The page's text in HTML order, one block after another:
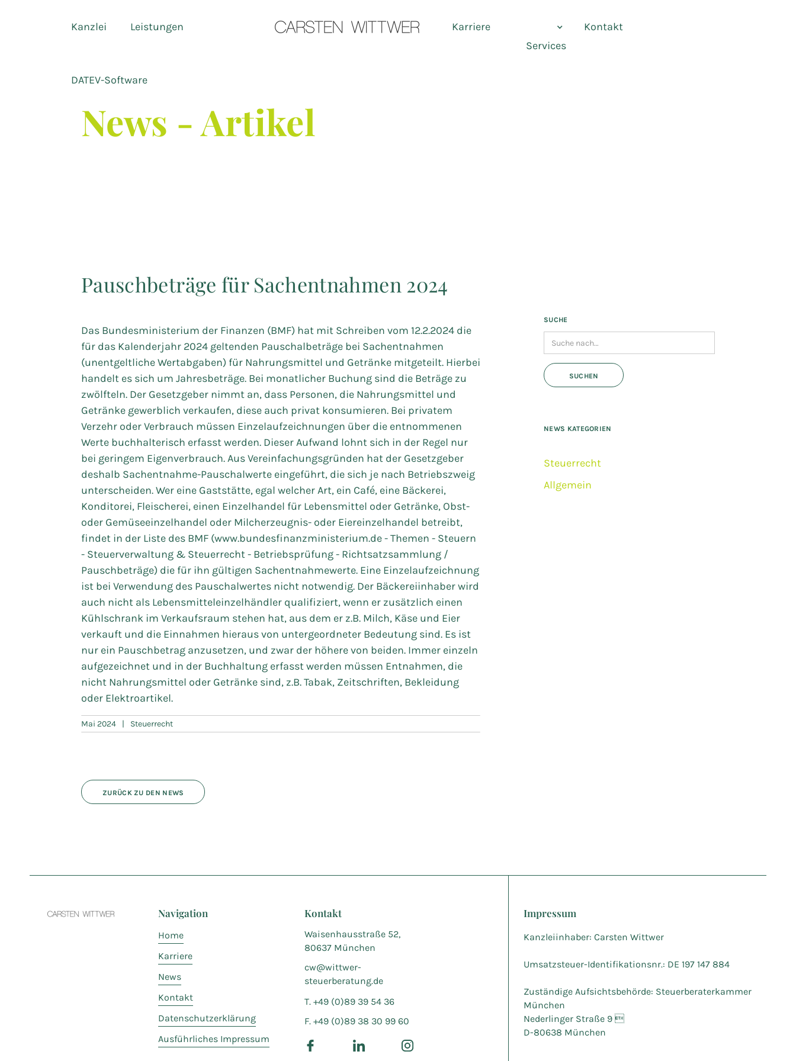
Kanzlei Leistungen
DATEV-Software
Karriere
Services
Kontakt
News - Artikel
Pauschbeträge für Sachentnahmen 2024
Das Bundesministerium der Finanzen (BMF) hat mit Schreiben vom 12.2.2024 die
für das Kalenderjahr 2024 geltenden Pauschalbeträge bei Sachentnahmen
(unentgeltliche Wertabgaben) für Nahrungsmittel und Getränke mitgeteilt. Hierbei
handelt es sich um Jahresbeträge. Bei monatlicher Buchung sind die Beträge zu
zwölfteln. Der Gesetzgeber nimmt an, dass Personen, die Nahrungsmittel und
Getränke gewerblich verkaufen, diese auch privat konsumieren. Bei privatem
Verzehr oder Verbrauch müssen Einzelaufzeichnungen über die entnommenen
Werte buchhalterisch erfasst werden. Dieser Aufwand lohnt sich in der Regel nur
bei geringem Eigenverbrauch. Aus Vereinfachungsgründen hat der Gesetzgeber
deshalb Sachentnahme-Pauschalwerte eingeführt, die sich je nach Betriebszweig
unterscheiden. Wer eine Gaststätte, egal welcher Art, ein Café, eine Bäckerei,
Konditorei, Fleischerei, einen Einzelhandel für Lebensmittel oder Getränke, Obst-
oder Gemüseeinzelhandel oder Milcherzeugnis- oder Eiereinzelhandel betreibt,
findet in der Liste des BMF (www.bundesfinanzministerium.de - Themen - Steuern
- Steuerverwaltung & Steuerrecht - Betriebsprüfung - Richtsatzsammlung /
Pauschbeträge) die für ihn gültigen Sachentnahmewerte. Eine Einzelaufzeichnung
ist bei Verwendung des Pauschalwertes nicht notwendig. Der Bäckereiinhaber wird
auch nicht als Lebensmitteleinzelhändler qualifiziert, wenn er zusätzlich einen
Kühlschrank im Verkaufsraum stehen hat, aus dem er z.B. Milch, Käse und Eier
verkauft und die Einnahmen hieraus von untergeordneter Bedeutung sind. Es ist
nur ein Pauschbetrag anzusetzen, und zwar der höhere von beiden. Immer einzeln
aufgezeichnet und in der Buchhaltung erfasst werden müssen Entnahmen, die
nicht Nahrungsmittel oder Getränke sind, z.B. Tabak, Zeitschriften, Bekleidung
oder Elektroartikel.
Mai 2024 | Steuerrecht
SUCHE
NEWS KATEGORIEN
Steuerrecht
Allgemein
ZURÜCK ZU DEN NEWS
Navigation
Home
Karriere
News
Kontakt
Datenschutzerklärung
Ausführliches Impressum
Kontakt
Waisenhausstraße 52,
80637 München
cw@wittwer-
steuerberatung.de
T. +49 (0)89 39 54 36
F. +49 (0)89 38 30 99 60
Impressum
Kanzleiinhaber: Carsten Wittwer
Umsatzsteuer-Identifikationsnr.: DE 197 147 884
Zuständige Aufsichtsbehörde: Steuerberaterkammer
München
Nederlinger Straße 9 
D-80638 München